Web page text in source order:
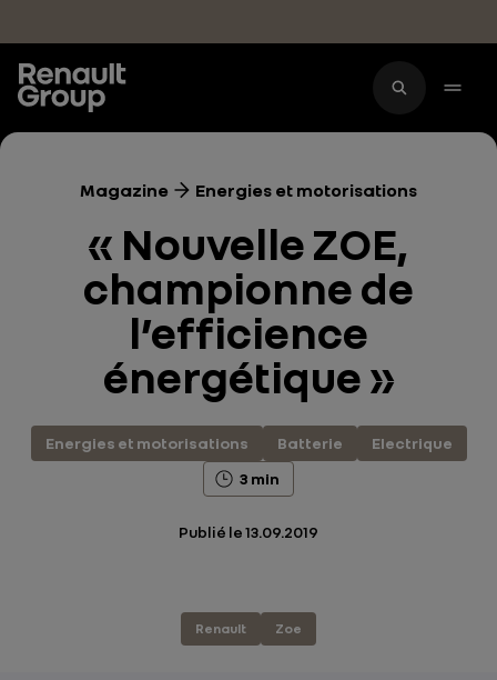
Magazine Energies et motorisations
« Nouvelle ZOE,
championne de
l’efficience
énergétique »
Energies et motorisations Batterie
Electrique
3 min
Publié le13.09.2019
Renault Zoe